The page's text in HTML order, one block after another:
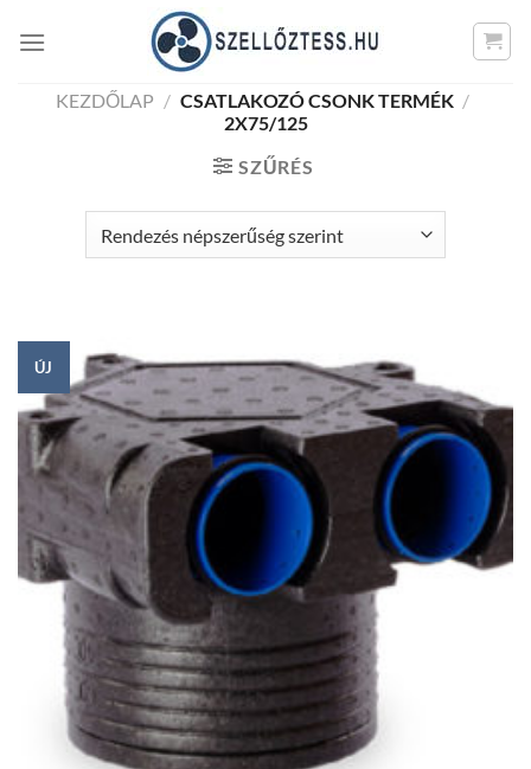
KEZDŐLAP / CSATLAKOZÓ CSONK TERMÉK /
2X75/125
SZŰRÉS
ÚJ